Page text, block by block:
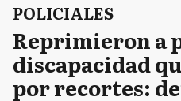
POLICIALES
Reprimieron a
discapacidad
por recortes: